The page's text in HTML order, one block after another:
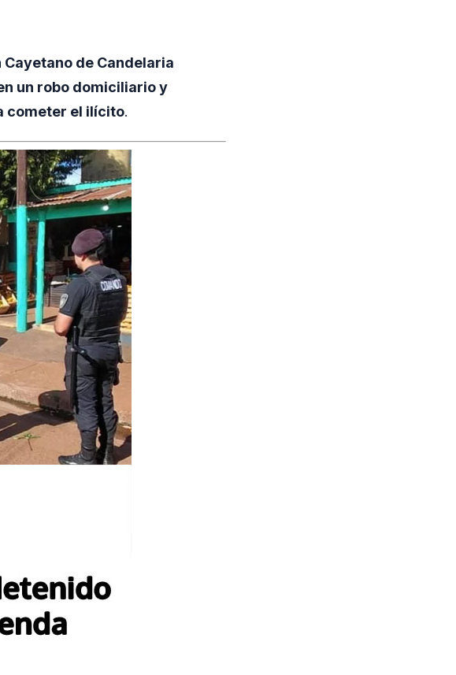
Cayetano de Candelaria
un robo domiciliario y
cometer el ilícito.